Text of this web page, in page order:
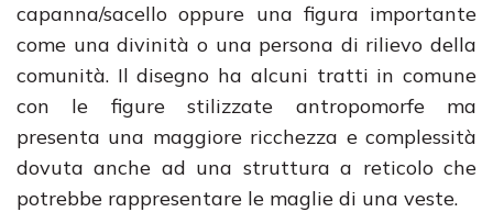
capanna/sacello oppure una figura importante
come una divinità o una persona di rilievo della
comunità. Il disegno ha alcuni tratti in comune
con le figure stilizzate antropomorfe ma
presenta una maggiore ricchezza e complessità
dovuta anche ad una struttura a reticolo che
potrebbe rappresentare le maglie di una veste.